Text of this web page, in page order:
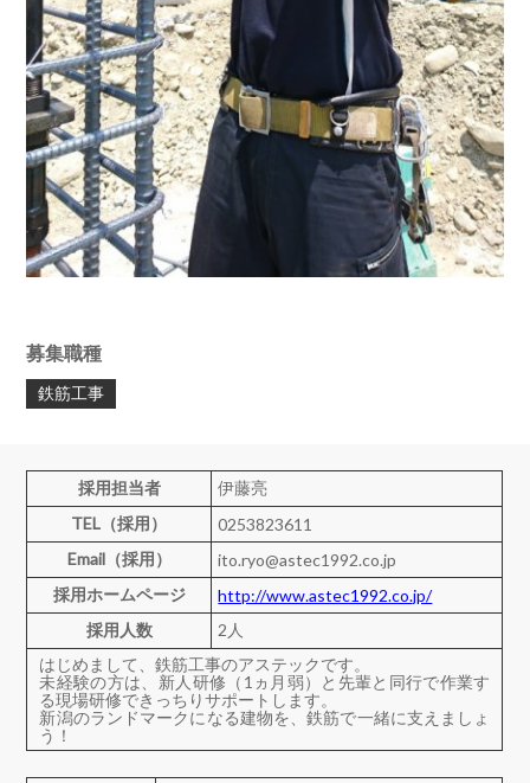
募集職種
鉄筋工事
採用担当者
伊藤亮
TEL（採用）
0253823611
Email（採用）
ito.ryo@astec1992.co.jp
採用ホームページ
http://www.astec1992.co.jp/
採用人数
2人
はじめまして、鉄筋工事のアステックです。
未経験の方は、新人研修（1ヵ月弱）と先輩と同行で作業す
る現場研修できっちりサポートします。
新潟のランドマークになる建物を、鉄筋で一緒に支えましょ
う！